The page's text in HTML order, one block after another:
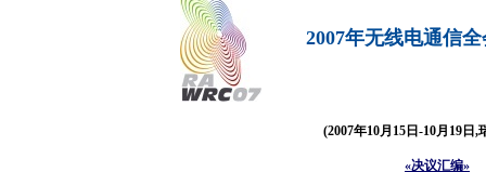
2007年无线电通信
(2007年10月15日-10月19日,
«决议汇编»